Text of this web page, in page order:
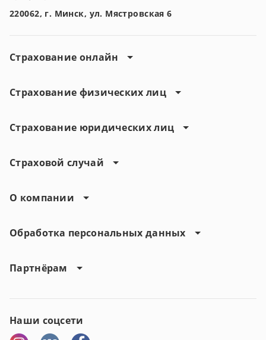
220062, г. Минск, ул. Мястровская 6
Страхование онлайн
Страхование физических лиц
Страхование юридических лиц
Страховой случай
О компании
Обработка персональных данных
Партнёрам
Наши соцсети